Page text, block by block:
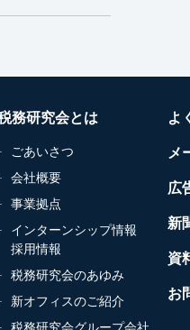
務研究会とは
ごあいさつ
会社概要
事業拠点
インターンシップ情報
採用情報
税務研究会のあゆみ
新オフィスのご紹介
よ
メ
広
新
資
お